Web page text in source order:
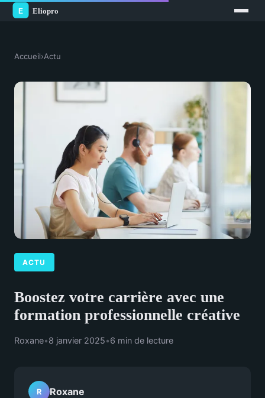
Accueil›Actu
ACTU
Boostez votre carrière avec une
formation professionnelle créative
Roxane•8 janvier 2025•6 min de lecture
R Roxane